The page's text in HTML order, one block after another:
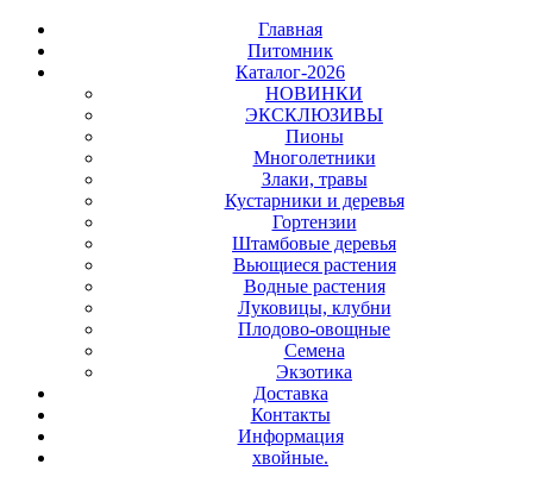
Главная
Питомник
Каталог-2026
НОВИНКИ
ЭКСКЛЮЗИВЫ
Пионы
Многолетники
Злаки, травы
Кустарники и деревья
Гортензии
Штамбовые деревья
Вьющиеся растения
Водные растения
Луковицы, клубни
Плодово-овощные
Семена
Экзотика
Доставка
Контакты
Информация
хвойные.